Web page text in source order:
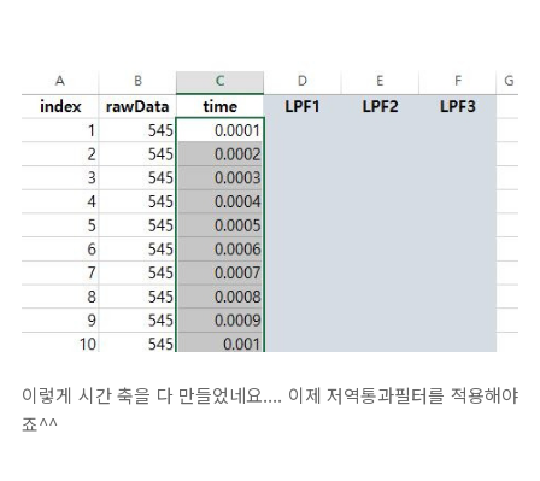
이렇게 시간 축을 다 만들었네요.... 이제 저역통과필터를 적용해야
죠^^